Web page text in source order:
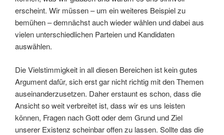
erscheint. Wir müssen – um ein weiteres Beispiel zu
bemühen – demnächst auch wieder wählen und dabei aus
vielen unterschiedlichen Parteien und Kandidaten
auswählen.
Die Vielstimmigkeit in all diesen Bereichen ist kein gutes
Argument dafür, sich erst gar nicht richtig mit den Themen
auseinanderzusetzen. Daher erstaunt es schon, dass die
Ansicht so weit verbreitet ist, dass wir es uns leisten
können, Fragen nach Gott oder dem Grund und Ziel
unserer Existenz scheinbar offen zu lassen. Sollte das die